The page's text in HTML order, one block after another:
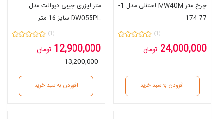
چرخ متر MW40M استنلی مدل 1-
77-174
(1)
24,000,000 تومان
افزودن به سبد خرید
متر لیزری جیبی دیوالت مدل
DW055PL سایز 16 متر
(1)
12,900,000 تومان
13,200,000
افزودن به سبد خرید